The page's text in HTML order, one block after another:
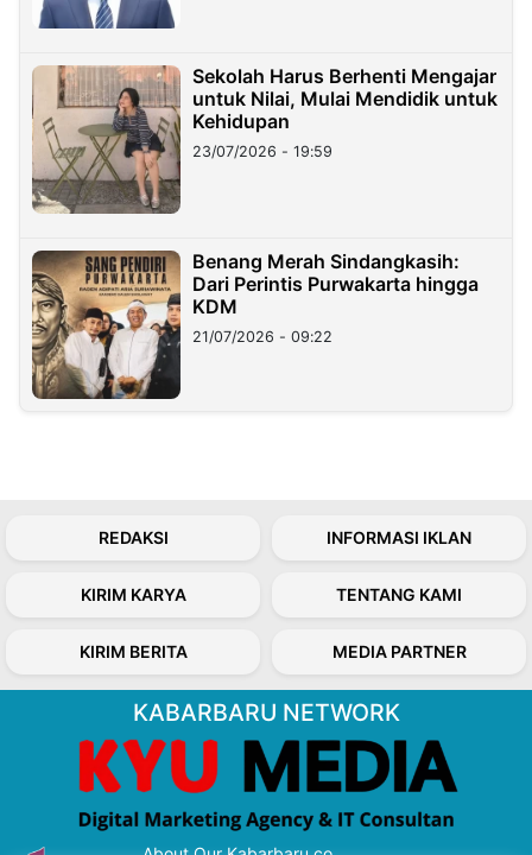
Sekolah Harus Berhenti Mengajar
untuk Nilai, Mulai Mendidik untuk
Kehidupan
23/07/2026 - 19:59
Benang Merah Sindangkasih:
Dari Perintis Purwakarta hingga
KDM
21/07/2026 - 09:22
REDAKSI INFORMASI IKLAN
KIRIM KARYA TENTANG KAMI
KIRIM BERITA MEDIA PARTNER
KABARBARU NETWORK